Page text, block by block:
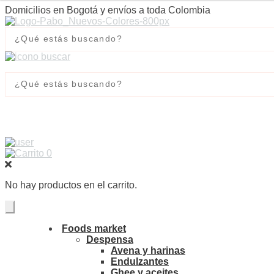
Domicilios en Bogotá y envíos a toda Colombia
0
No hay productos en el carrito.
Foods market
Despensa
Avena y harinas
Endulzantes